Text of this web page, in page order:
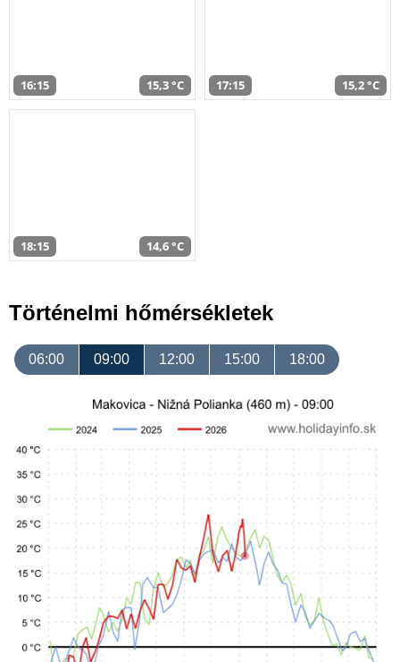
16:15 15,3 °C 17:15 15,2 °C
18:15 14,6 °C
Történelmi hőmérsékletek
06:00 09:00 12:00 15:00 18:00